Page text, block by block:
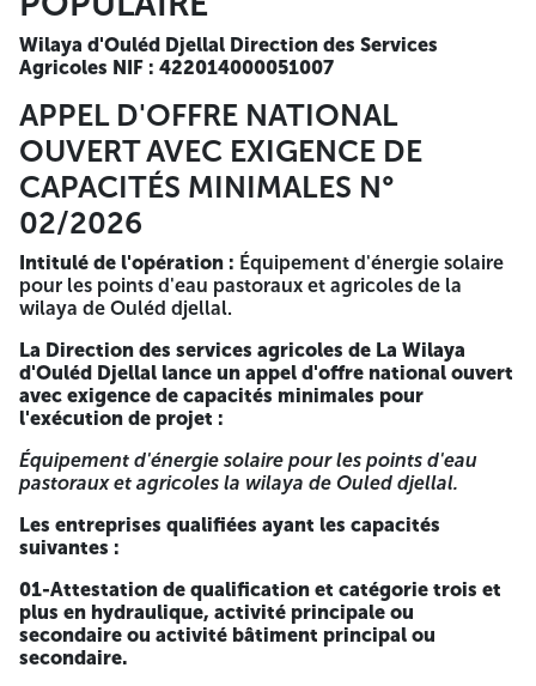
dans les quotidiens nationaux ou le BOMOP, avant 10:00h,
si la date coïncide avec un jour férié celle-ci s'effectuera le
jour ouvrable qui suit. L'ouverture des plis aura lieu15 eme
jour sa partir du 1er jours de l'apparition de cette annonce
dans les quotidiens nationaux ou le BOMOP au siège de la
direction des services agricoles d'OULED DJELLALA partir
10:00h. Les soumissionnaires sont invitées a assister a
l'ouverture qui se déroulera au siege de la direction des
services agricoles d'Ouléd Djellal, a partir 10:00h le jour de
dépôt des offres.. Au cas où il s'agirait d'une journée fériée,
qui suit. Les soumissionnaires resteront engagés par leurs
offres pendant une durée de trois (90 jours + les délais de
préparation des offres) à compter de la date limite de
9701 / 30 A -=-=-=-
RÉPUBLIQUE ALGÉRIENNE
DÉMOCRATIQUE ET POPULAIRE
Wilaya d'Ouléd Djellal Direction des Services Agricoles
NIF : 422014000051007
APPEL D'OFFRE NATIONAL OUVERT
AVEC EXIGENCE DE CAPACITÉS
MINIMALES N° 02/2026
Wilaya d'Ouléd Djellal Direction des Services
Agricoles NIF : 422014000051007
APPEL D'OFFRE NATIONAL
OUVERT AVEC EXIGENCE DE
CAPACITÉS MINIMALES N°
02/2026
Intitulé de l'opération : Équipement d'énergie solaire
pour les points d'eau pastoraux et agricoles de la
wilaya de Ouléd djellal.
La Direction des services agricoles de La Wilaya
d'Ouléd Djellal lance un appel d'offre national ouvert
avec exigence de capacités minimales pour
l'exécution de projet :
Équipement d'énergie solaire pour les points d'eau
pastoraux et agricoles la wilaya de Ouled djellal.
Les entreprises qualifiées ayant les capacités
suivantes :
01-Attestation de qualification et catégorie trois et
plus en hydraulique, activité principale ou
secondaire ou activité bâtiment principal ou
secondaire.